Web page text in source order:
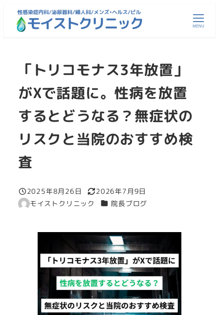
MENU
「トリコモナス3年放置」
がXで話題に。性病を放置
するとどうなる？無症状の
リスクと当院のおすすめ検
査
投稿日
2025年8月26日
更新日
2026年7月9日
著
モイストクリニック カテゴリー
院長ブログ